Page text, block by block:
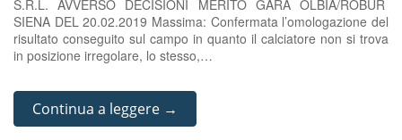
S.R.L. AVVERSO DECISIONI MERITO GARA OLBIA/ROBUR
SIENA DEL 20.02.2019 Massima: Confermata l’omologazione del
risultato conseguito sul campo in quanto il calciatore non si trova
in posizione irregolare, lo stesso,…
Continua a leggere →